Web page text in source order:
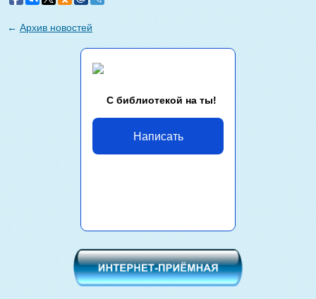
← Архив новостей
С библиотекой на ты!
Написать